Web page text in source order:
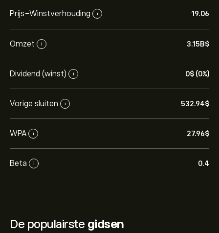
Prijs-Winstverhouding i 19.06
Omzet i 3.15B‎$‎
Dividend (winst) i 0‎$‎ (0%)
Vorige sluiten i 532.94‎$‎
WPA i 27.96‎$‎
Beta i 0.4
De populairste gidsen